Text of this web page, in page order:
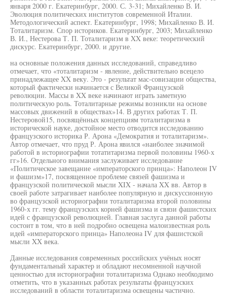
января 2000 г. Екатеринбург, 2000. С. 3-31; Михайленко В. И.
Эволюция политических институтов современной Италии.
Методологический аспект. Екатеринбург, 1998; Михайленко В. И.
Тоталитаризм. Спор историков. Екатеринбург, 2003; Михайленко
В. И., Нестерова Т. П. Тоталитаризм в XX веке: теоретический
дискурс. Екатеринбург, 2000. и другие.
на основные положения данных исследований, справедливо
отмечает, что «тоталитаризм - явление, действительно всецело
принадлежащее XX веку. Это - результат мас-совизации общества,
который фактически начинается с Великой Французской
революции. Массы в XX веке начинают играть заметную
политическую роль. Тоталитарные режимы возникли на основе
массовых движений в обществах»14. В других работах Т. П.
Нестеровой15, посвящённых концепциям тоталитаризма в
исторической науке, достойное место отводится исследованию
французского историка Р. Арона «Демократия и тоталитаризм».
Автор отмечает, что пруд Р. Арона явился «наиболее значимой
работой в историографии тотатитаризма первой половины 1960-х
гг»16. Отдельного внимания заслуживает исследование
«Политическое завещание «императорского принца»: Наполеон IV
и фашизм»17, посвященное проблеме связей фашизма и
французской политической мысли XIX - начала XX вв. Автор в
своей работе затрагивает наиболее популярную и дискуссионную
во французской историографии тоталитаризма второй половины
1960-х гг. тему французских корней фашизма и связи фашистских
идей с французской революцией. Главная заслуга данной работы
состоит в том, что в ней подробно освещена малоизвестная роль
идей «императорского принца» Наполеона IV для фашистской
мысли XX века.
Данные исследования современных российских учёных носят
фундаментальный характер и обладают несомненной научной
ценностью для историографии тоталитаризма Однако необходимо
отметить, что в указанных работах результаты французских
исследований в области тоталитаризма освещены частично.